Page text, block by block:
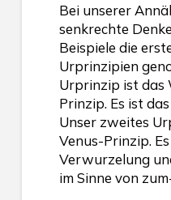
Bei unserer
senkrechte
Beispiele die
Urprinzipien
Urprinzip ist das
Prinzip. Es ist
Unser zweites
Venus-Prinzip.
Verwurzelung
im Sinne von